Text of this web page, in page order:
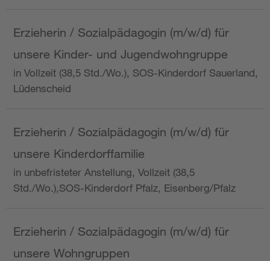
Erzieherin / Sozialpädagogin (m/w/d) für
unsere Kinder- und Jugendwohngruppe
in Vollzeit (38,5 Std./Wo.), SOS-Kinderdorf Sauerland,
Lüdenscheid
Erzieherin / Sozialpädagogin (m/w/d) für
unsere Kinderdorffamilie
in unbefristeter Anstellung, Vollzeit (38,5
Std./Wo.),SOS-Kinderdorf Pfalz, Eisenberg/Pfalz
Erzieherin / Sozialpädagogin (m/w/d) für
unsere Wohngruppen